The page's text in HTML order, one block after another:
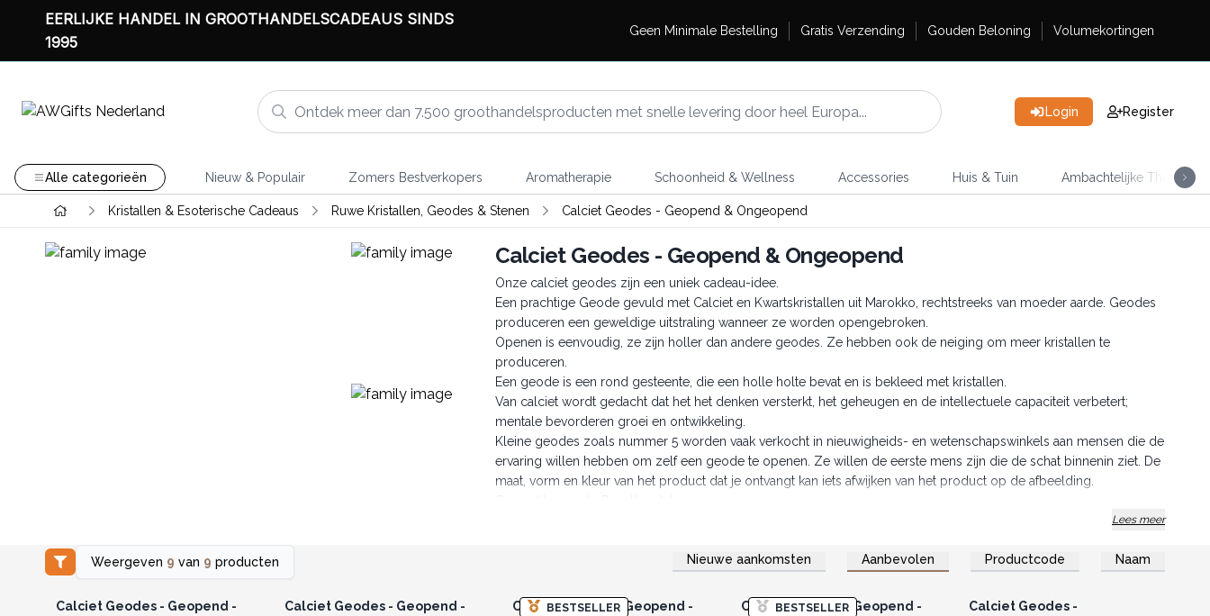
EERLIJKE HANDEL IN GROOTHANDELSCADEAUS SINDS
1995
Geen Minimale Bestelling Gratis Verzending Gouden Beloning Volumekortingen
Login Register
Alle categorieën Nieuw & Populair Zomers Bestverkopers Aromatherapie Schoonheid & Wellness Accessories Huis & Tuin Ambachtelijke Thee
Kristallen & Esoterische Cadeaus Ruwe Kristallen, Geodes & Stenen Calciet Geodes - Geopend & Ongeopend
Calciet Geodes - Geopend & Ongeopend
Onze calciet geodes zijn een uniek cadeau-idee.
Een prachtige Geode gevuld met Calciet en Kwartskristallen uit Marokko, rechtstreeks van moeder aarde. Geodes
produceren een geweldige uitstraling wanneer ze worden opengebroken.
Openen is eenvoudig, ze zijn holler dan andere geodes. Ze hebben ook de neiging om meer kristallen te
produceren.
Een geode is een rond gesteente, die een holle holte bevat en is bekleed met kristallen.
Van calciet wordt gedacht dat het het denken versterkt, het geheugen en de intellectuele capaciteit verbetert;
mentale bevorderen groei en ontwikkeling.
Kleine geodes zoals nummer 5 worden vaak verkocht in nieuwigheids- en wetenschapswinkels aan mensen die de
ervaring willen hebben om zelf een geode te openen. Ze willen de eerste mens zijn die de schat binnenin ziet. De
maat, vorm en kleur van het product dat je ontvangt kan iets afwijken van het product op de afbeelding.
Gemaakt voor de Groothandel.
Lees meer
Weergeven 9 van 9 producten Nieuwe aankomsten Aanbevolen Productcode Naam
Log in of registreer u voor
groothandelsprijzen.
Calciet Geodes - Geopend -
Calciet Geodes - Geopend -
BESTSELLER
Calciet Geodes - Geopend -
BESTSELLER
Log in of registreer u voor
groothandelsprijzen.
Calciet Geodes - Geopend -
Log in of registreer u voor
groothandelsprijzen.
Calciet Geodes -